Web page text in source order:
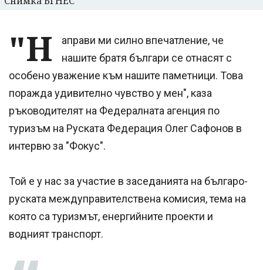
"Н
аправи ми силно впечатление, че
нашите братя българи се отнасят с
особено уважение към нашите паметници. Това
поражда удивително чувство у мен", каза
ръководителят на Федералната агенция по
туризъм на Руската Федерация Олег Сафонов в
интервю за "Фокус".
Той е у нас за участие в заседанията на българо-
руската междуправителствена комисия, тема на
която са туризмът, енергийните проекти и
водният транспорт.